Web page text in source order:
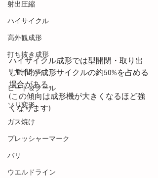
射出圧縮
ハイサイクル
高外観成形
打ち抜き成形
リサイクル
ヒート＆クール
ソリ変形
ガス焼け
プレッシャーマーク
バリ
ウエルドライン
ハイサイクル成形では型開閉・取り出
し時間が成形サイクルの約50%を占める
場合がある。
(この傾向は成形機が大きくなるほど強
くなります)